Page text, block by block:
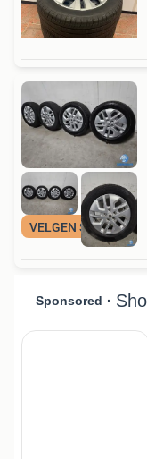
VELGEN SPECIALIST